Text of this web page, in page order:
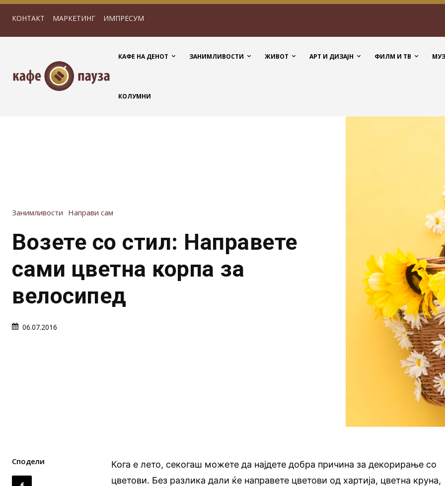
КОНТАКТ МАРКЕТИНГ ИМПРЕСУМ
КАФЕ НА ДЕНОТ ЗАНИМЛИВОСТИ ЖИВОТ АРТ И ДИЗАЈН ФИЛМ И ТВ
КОЛУМНИ
Занимливости Направи сам
Возете со стил: Направете
сами цветна корпа за
велосипед
06.07.2016
Сподели
Кога е лето, секогаш можете да најдете добра причина за декорирање со
цветови. Без разлика дали ќе направете цветови од хартија, цветна круна,